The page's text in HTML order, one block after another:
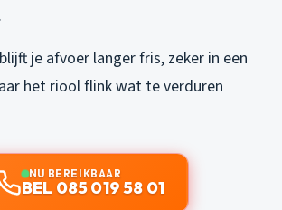
je afvoer langer fris, zeker in een
het riool flink wat te verduren
NU BEREIKBAAR
BEL 085 019 58 01